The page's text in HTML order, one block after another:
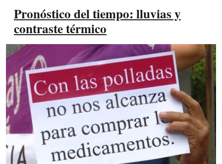
Pronóstico del tiempo: lluvias y
contraste térmico